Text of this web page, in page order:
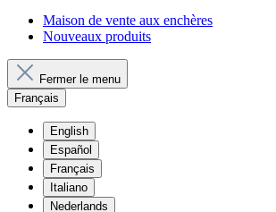
Maison de vente aux enchères
Nouveaux produits
Fermer le menu
Français
English
Español
Français
Italiano
Nederlands